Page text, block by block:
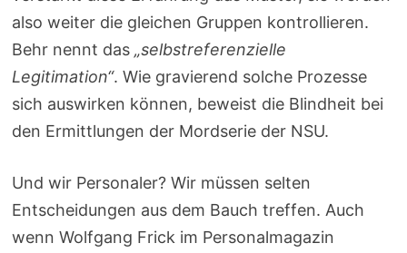
also weiter die gleichen Gruppen kontrollieren.
Behr nennt das„selbstreferenzielle
Legitimation“. Wie gravierend solche Prozesse
sich auswirken können, beweist die Blindheit bei
den Ermittlungen der Mordserie der NSU.
Und wir Personaler? Wir müssen selten
Entscheidungen aus dem Bauch treffen. Auch
wenn Wolfgang Frick im Personalmagazin